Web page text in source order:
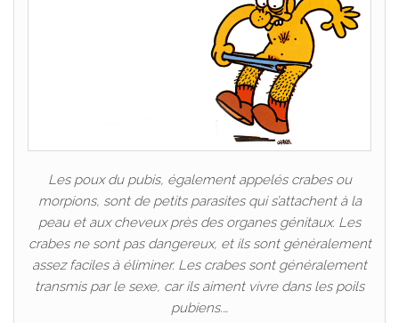
Les poux du pubis, également appelés crabes ou
morpions, sont de petits parasites qui s’attachent à la
peau et aux cheveux près des organes génitaux. Les
crabes ne sont pas dangereux, et ils sont généralement
assez faciles à éliminer. Les crabes sont généralement
transmis par le sexe, car ils aiment vivre dans les poils
pubiens.…